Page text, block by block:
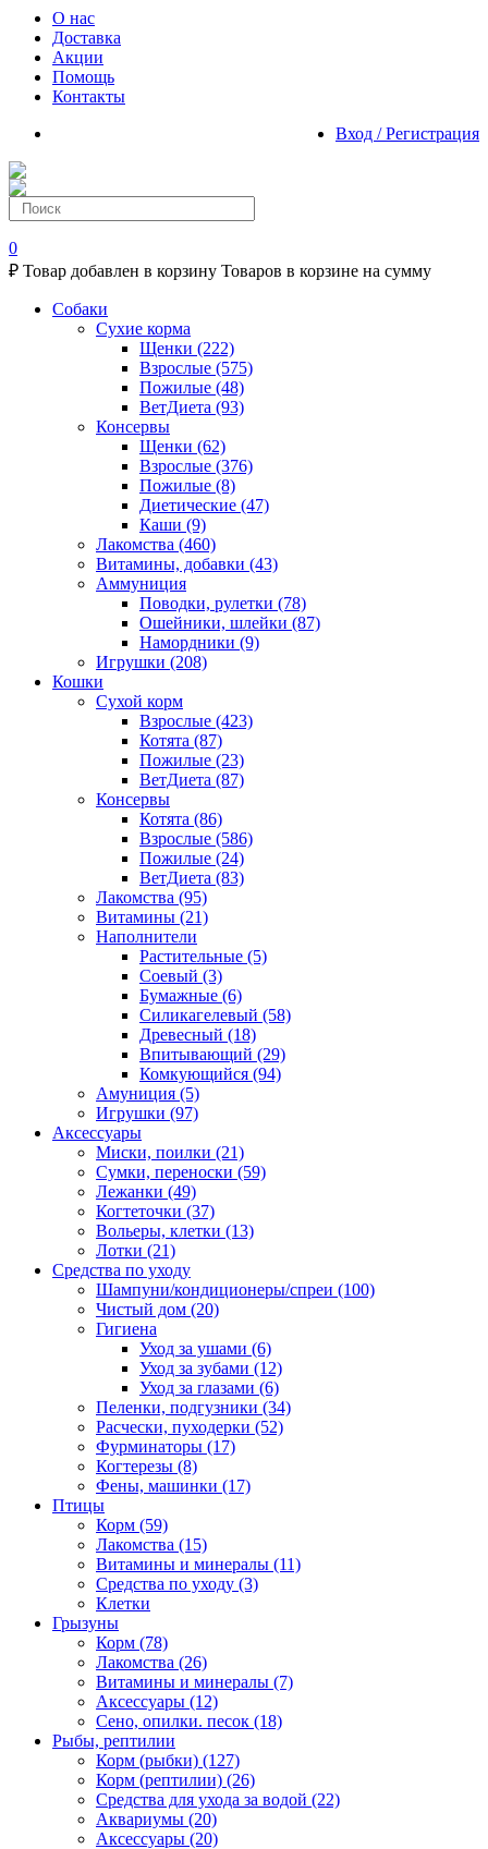
О нас
Доставка
Акции
Помощь
Контакты
Вход / Регистрация
0
₽ Товар добавлен в корзину Товаров в корзине на сумму
Собаки
Сухие корма
Щенки (222)
Взрослые (575)
Пожилые (48)
ВетДиета (93)
Консервы
Щенки (62)
Взрослые (376)
Пожилые (8)
Диетические (47)
Каши (9)
Лакомства (460)
Витамины, добавки (43)
Аммуниция
Поводки, рулетки (78)
Ошейники, шлейки (87)
Намордники (9)
Игрушки (208)
Кошки
Сухой корм
Взрослые (423)
Котята (87)
Пожилые (23)
ВетДиета (87)
Консервы
Котята (86)
Взрослые (586)
Пожилые (24)
ВетДиета (83)
Лакомства (95)
Витамины (21)
Наполнители
Растительные (5)
Соевый (3)
Бумажные (6)
Силикагелевый (58)
Древесный (18)
Впитывающий (29)
Комкующийся (94)
Амуниция (5)
Игрушки (97)
Аксессуары
Миски, поилки (21)
Сумки, переноски (59)
Лежанки (49)
Когтеточки (37)
Вольеры, клетки (13)
Лотки (21)
Средства по уходу
Шампуни/кондиционеры/спреи (100)
Чистый дом (20)
Гигиена
Уход за ушами (6)
Уход за зубами (12)
Уход за глазами (6)
Пеленки, подгузники (34)
Расчески, пуходерки (52)
Фурминаторы (17)
Когтерезы (8)
Фены, машинки (17)
Птицы
Корм (59)
Лакомства (15)
Витамины и минералы (11)
Средства по уходу (3)
Клетки
Грызуны
Корм (78)
Лакомства (26)
Витамины и минералы (7)
Аксессуары (12)
Сено, опилки. песок (18)
Рыбы, рептилии
Корм (рыбки) (127)
Корм (рептилии) (26)
Средства для ухода за водой (22)
Аквариумы (20)
Аксессуары (20)